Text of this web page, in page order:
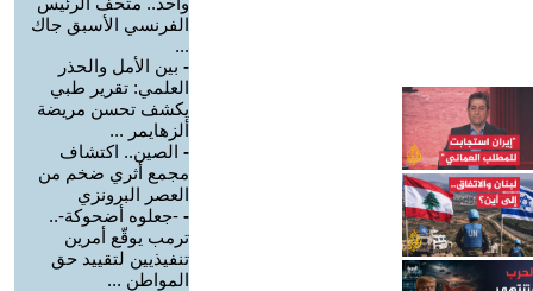
الفرنسي الأسبق جاك
...
- بين الأمل والحذر
العلمي: تقرير طبي
يكشف تحسن مريضة
ألزهايمر ...
- الصين.. اكتشاف
مجمع أثري ضخم من
العصر البرونزي
- -جعلوه أضحوكة-..
ترمب يوقّع أمرين
تنفيذيين لتقييد حق
المواطن ...